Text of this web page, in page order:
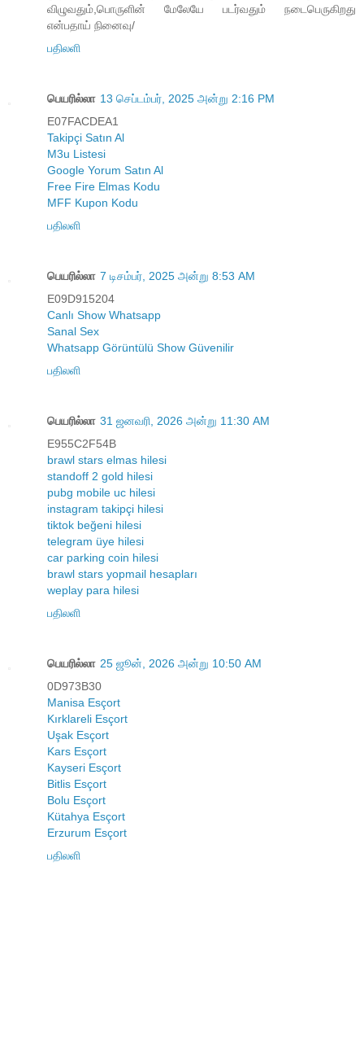
விழுவதும்,பொருளின் மேலேயே படர்வதும் நடைபெருகிறது
என்பதாய் நினைவு/
பதிலளி
பெயரில்லா 13 செப்டம்பர், 2025 அன்று 2:16 PM
E07FACDEA1
Takipçi Satın Al
M3u Listesi
Google Yorum Satın Al
Free Fire Elmas Kodu
MFF Kupon Kodu
பதிலளி
பெயரில்லா 7 டிசம்பர், 2025 அன்று 8:53 AM
E09D915204
Canlı Show Whatsapp
Sanal Sex
Whatsapp Görüntülü Show Güvenilir
பதிலளி
பெயரில்லா 31 ஜனவரி, 2026 அன்று 11:30 AM
E955C2F54B
brawl stars elmas hilesi
standoff 2 gold hilesi
pubg mobile uc hilesi
instagram takipçi hilesi
tiktok beğeni hilesi
telegram üye hilesi
car parking coin hilesi
brawl stars yopmail hesapları
weplay para hilesi
பதிலளி
பெயரில்லா 25 ஜூன், 2026 அன்று 10:50 AM
0D973B30
Manisa Esçort
Kırklareli Esçort
Uşak Esçort
Kars Esçort
Kayseri Esçort
Bitlis Esçort
Bolu Esçort
Kütahya Esçort
Erzurum Esçort
பதிலளி